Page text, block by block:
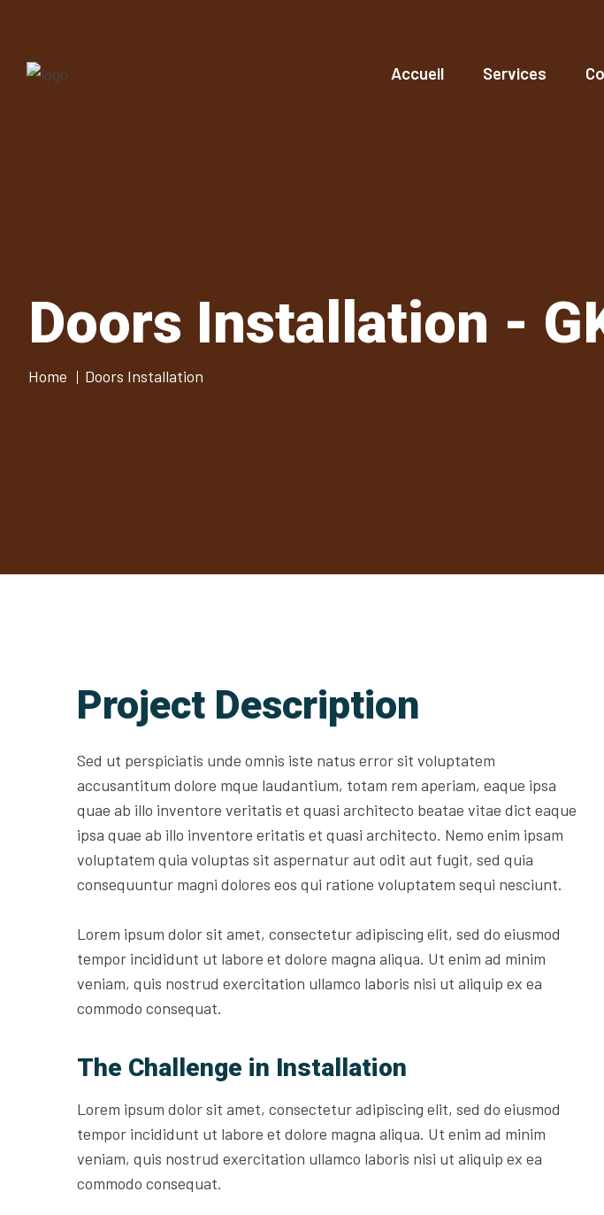
Accueil Services
Doors Installation -
Home Doors Installation
Project Description
Sed ut perspiciatis unde omnis iste natus error sit voluptatem
accusantitum dolore mque laudantium, totam rem aperiam, eaque ipsa
quae ab illo inventore veritatis et quasi architecto beatae vitae dict eaque
ipsa quae ab illo inventore eritatis et quasi architecto. Nemo enim ipsam
voluptatem quia voluptas sit aspernatur aut odit aut fugit, sed quia
consequuntur magni dolores eos qui ratione voluptatem sequi nesciunt.
Lorem ipsum dolor sit amet, consectetur adipiscing elit, sed do eiusmod
tempor incididunt ut labore et dolore magna aliqua. Ut enim ad minim
veniam, quis nostrud exercitation ullamco laboris nisi ut aliquip ex ea
commodo consequat.
The Challenge in Installation
Lorem ipsum dolor sit amet, consectetur adipiscing elit, sed do eiusmod
tempor incididunt ut labore et dolore magna aliqua. Ut enim ad minim
veniam, quis nostrud exercitation ullamco laboris nisi ut aliquip ex ea
commodo consequat.